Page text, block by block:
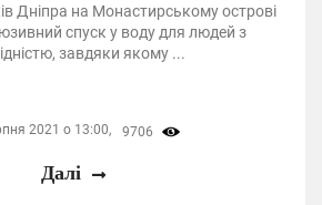
Дніпра на Монастирському острові
спуск у воду для людей з
завдяки якому ...
2021 о 13:00, 9706
Далі